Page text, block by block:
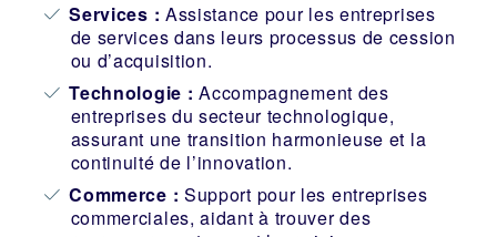
Services : Assistance pour les entreprises
de services dans leurs processus de cession
ou d’acquisition.
Technologie : Accompagnement des
entreprises du secteur technologique,
assurant une transition harmonieuse et la
continuité de l’innovation.
Commerce : Support pour les entreprises
commerciales, aidant à trouver des